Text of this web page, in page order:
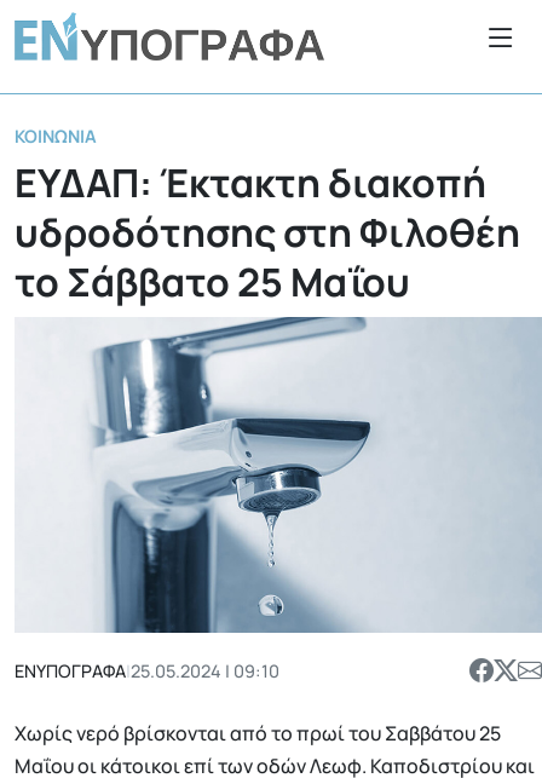
ΚΟΙΝΩΝΊΑ
ΕΥΔΑΠ: Έκτακτη διακοπή
υδροδότησης στη Φιλοθέη
το Σάββατο 25 Μαΐου
ΕΝΥΠΟΓΡΑΦΑ|25.05.2024 | 09:10
Χωρίς νερό βρίσκονται από το πρωί του Σαββάτου 25
Μαΐου οι κάτοικοι επί των οδών Λεωφ. Καποδιστρίου και